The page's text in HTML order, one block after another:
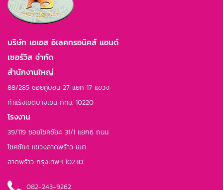
บริษัท เอเอส อิเลคทรอนิคส์ แอนด์
เซอร์วิส จำกัด
สำนักงานใหญ่
88/285 ซอยคู่บอน 27 แยก 17 แขวง
ท่าแร้งเขตบางเขน กทม. 10220
โรงงาน
39/119 ซอยโชคชัย4 31/1 แยก6 ถนน
โชคชัย4 แขวงลาดพร้าว เขต
ลาดพร้าว กรุงเทพฯ 10230
082-243-9262